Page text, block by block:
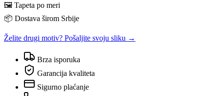
🖼️ Tapeta po meri
📦 Dostava širom Srbije
Želite drugi motiv? Pošaljite svoju sliku →
Brza isporuka
Garancija kvaliteta
Sigurno plaćanje